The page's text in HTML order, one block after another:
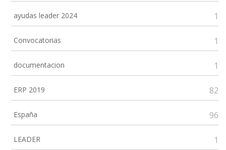
ayudas leader 2024 1
Convocatorias 1
documentacion 1
ERP 2019 82
España 96
LEADER 1